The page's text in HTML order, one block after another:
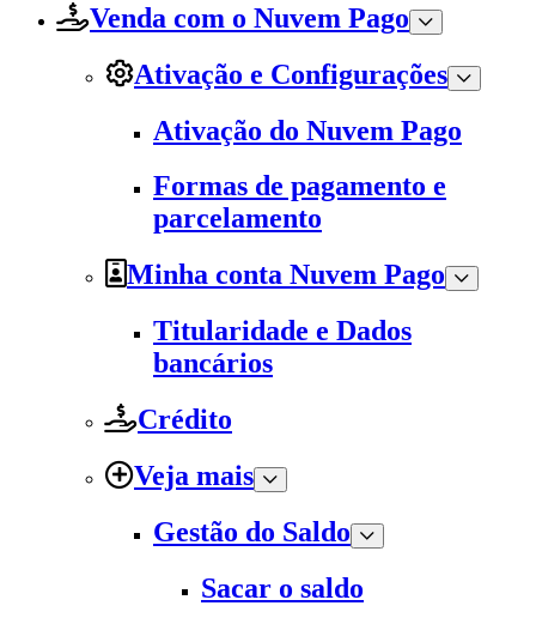
Venda com o Nuvem Pago
Ativação e Configurações
Ativação do Nuvem Pago
Formas de pagamento e
parcelamento
Minha conta Nuvem Pago
Titularidade e Dados
bancários
Crédito
Veja mais
Gestão do Saldo
Sacar o saldo